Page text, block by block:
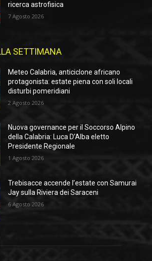
ricerca astrofisica
7 Agosto 2026
SETTIMANA
Meteo Calabria, anticiclone africano
protagonista: estate piena con soli locali
disturbi pomeridiani
2 Agosto 2026
Nuova governance per il Soccorso Alpino
della Calabria: Luca D’Alba eletto
Presidente Regionale
1 Agosto 2026
Trebisacce accende l’estate con Samurai
Jay sulla Riviera dei Saraceni
6 Agosto 2026